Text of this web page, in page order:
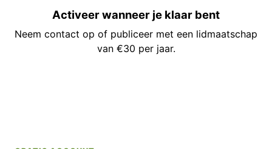
Activeer wanneer je klaar bent
Neem contact op of publiceer met een lidmaatschap
van €30 per jaar.